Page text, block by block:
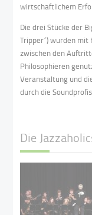
wirtschaftlichem
Die drei Stücke der
Tripper“) wurden mit
zwischen den
Philosophieren
Veranstaltung und
durch die
Die